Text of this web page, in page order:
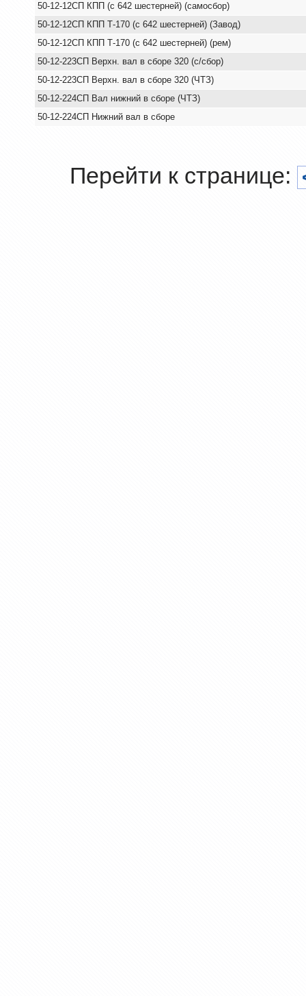
50-12-12СП КПП (с 642 шестерней) (самосбор)
50-12-12СП КПП Т-170 (с 642 шестерней) (Завод)
50-12-12СП КПП Т-170 (с 642 шестерней) (рем)
50-12-223СП Верхн. вал в сборе 320 (с/сбор)
50-12-223СП Верхн. вал в сборе 320 (ЧТЗ)
50-12-224СП Вал нижний в сборе (ЧТЗ)
50-12-224СП Нижний вал в сборе
Перейти к странице: